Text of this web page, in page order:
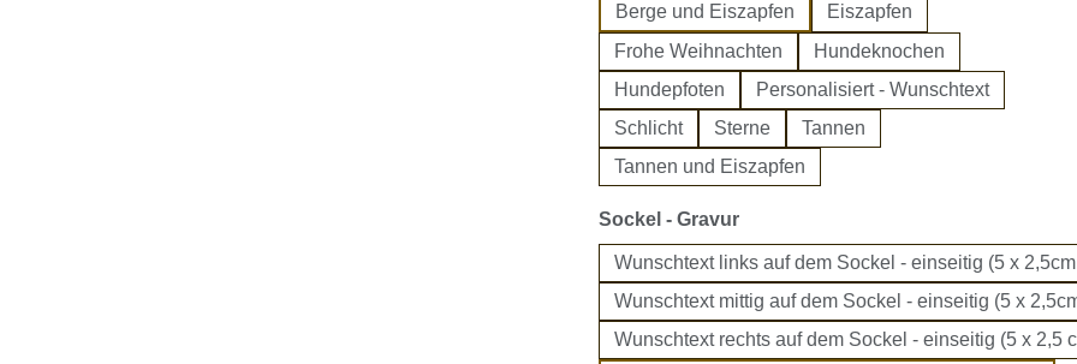
Berge und Eiszapfen
Eiszapfen
Frohe Weihnachten
Hundeknochen
Hundepfoten
Personalisiert - Wunschtext
Schlicht
Sterne
Tannen
Tannen und Eiszapfen
Sockel - Gravurauswählen
Wunschtext links auf dem Sockel - einseitig (5 x
Wunschtext mittig auf dem Sockel - einseitig (5 x
Wunschtext rechts auf dem Sockel - einseitig (5 x 2,5